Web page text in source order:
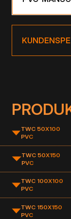
TWC 50X100
PVC
TWC 50X150
PVC
TWC 100X100
PVC
TWC 150X150
PVC